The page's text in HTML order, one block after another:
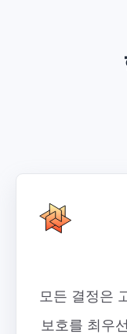
모든 결정은
보호를 최우